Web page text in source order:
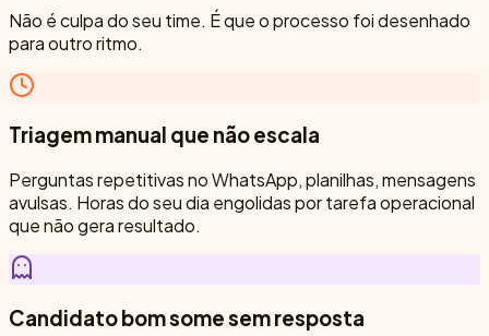
Não é culpa do seu time. É que o processo foi desenhado
para outro ritmo.
Triagem manual que não escala
Perguntas repetitivas no WhatsApp, planilhas, mensagens
avulsas. Horas do seu dia engolidas por tarefa operacional
que não gera resultado.
Candidato bom some sem resposta